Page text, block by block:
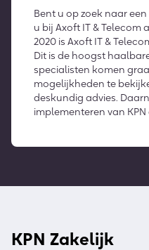
Bent u op zoek naar
u bij Axoft IT & Telecom
2020 is Axoft IT &
Dit is de hoogst
specialisten komen
mogelijkheden te
deskundig advies.
implementeren van
KPN Zakelijk